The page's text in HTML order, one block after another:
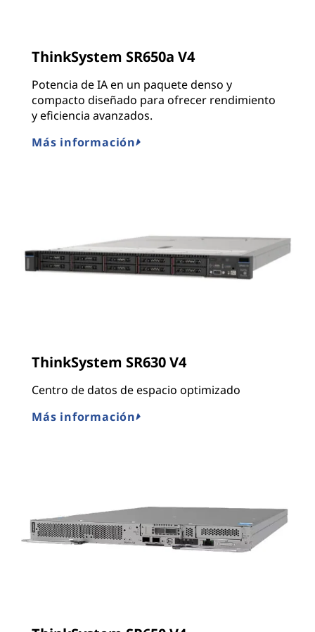
ThinkSystem SR650a V4
Potencia de IA en un paquete denso y
compacto diseñado para ofrecer rendimiento
y eficiencia avanzados.
Más información
ThinkSystem SR630 V4
Centro de datos de espacio optimizado
Más información